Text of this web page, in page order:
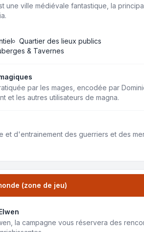
une ville médiévale fantastique, la
Quartier des lieux publics
& Tavernes
par les mages, encodée par
et les autres utilisateurs de magna.
et d'entrainement des guerriers et des
(zone de jeu)
la campagne vous réservera des